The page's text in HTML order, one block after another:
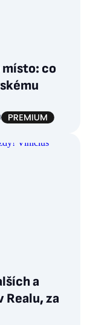
co
a
Realu, za